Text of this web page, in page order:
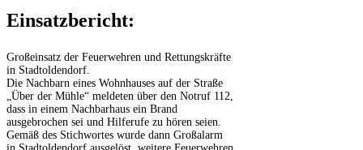
Einsatzbericht:
Großeinsatz der Feuerwehren und Rettungskräfte
in Stadtoldendorf.
Die Nachbarn eines Wohnhauses auf der Straße
„Über der Mühle“ meldeten über den Notruf 112,
dass in einem Nachbarhaus ein Brand
ausgebrochen sei und Hilferufe zu hören seien.
Gemäß des Stichwortes wurde dann Großalarm